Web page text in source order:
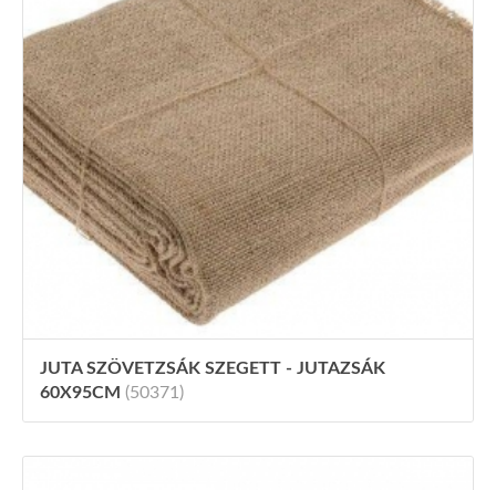
JUTA SZÖVETZSÁK SZEGETT - JUTAZSÁK
60X95CM (50371)